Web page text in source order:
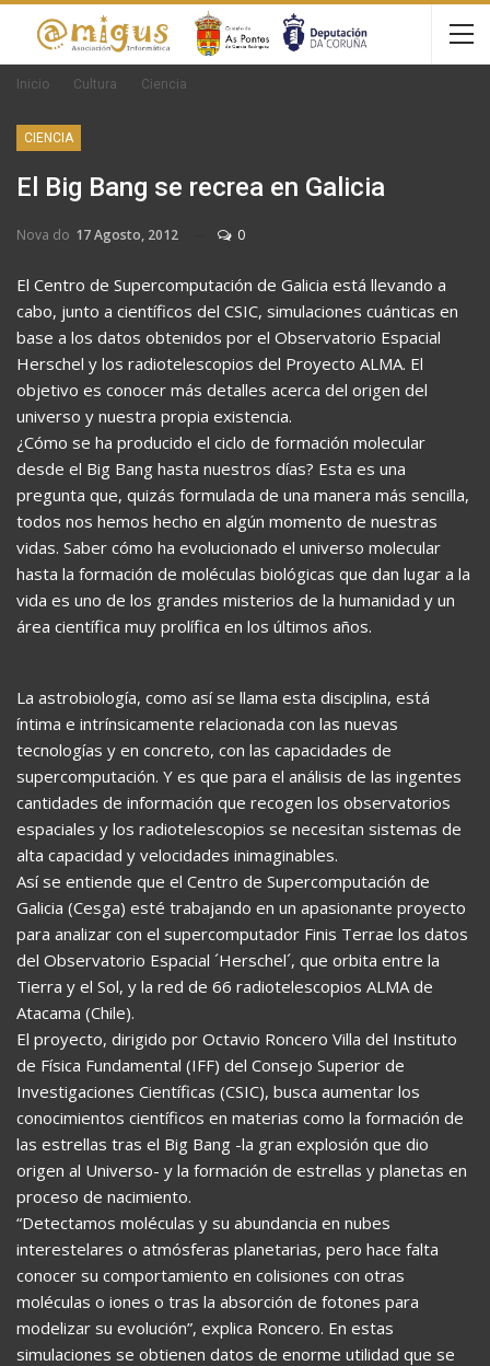
Inicio Cultura Ciencia
CIENCIA
El Big Bang se recrea en Galicia
Nova do 17 Agosto, 2012 0
El Centro de Supercomputación de Galicia está llevando a
cabo, junto a científicos del CSIC, simulaciones cuánticas en
base a los datos obtenidos por el Observatorio Espacial
Herschel y los radiotelescopios del Proyecto ALMA. El
objetivo es conocer más detalles acerca del origen del
universo y nuestra propia existencia.
¿Cómo se ha producido el ciclo de formación molecular
desde el Big Bang hasta nuestros días? Esta es una
pregunta que, quizás formulada de una manera más sencilla,
todos nos hemos hecho en algún momento de nuestras
vidas. Saber cómo ha evolucionado el universo molecular
hasta la formación de moléculas biológicas que dan lugar a la
vida es uno de los grandes misterios de la humanidad y un
área científica muy prolífica en los últimos años.
La astrobiología, como así se llama esta disciplina, está
íntima e intrínsicamente relacionada con las nuevas
tecnologías y en concreto, con las capacidades de
supercomputación. Y es que para el análisis de las ingentes
cantidades de información que recogen los observatorios
espaciales y los radiotelescopios se necesitan sistemas de
alta capacidad y velocidades inimaginables.
Así se entiende que el Centro de Supercomputación de
Galicia (Cesga) esté trabajando en un apasionante proyecto
para analizar con el supercomputador Finis Terrae los datos
del Observatorio Espacial ´Herschel´, que orbita entre la
Tierra y el Sol, y la red de 66 radiotelescopios ALMA de
Atacama (Chile).
El proyecto, dirigido por Octavio Roncero Villa del Instituto
de Física Fundamental (IFF) del Consejo Superior de
Investigaciones Científicas (CSIC), busca aumentar los
conocimientos científicos en materias como la formación de
las estrellas tras el Big Bang -la gran explosión que dio
origen al Universo- y la formación de estrellas y planetas en
proceso de nacimiento.
“Detectamos moléculas y su abundancia en nubes
interestelares o atmósferas planetarias, pero hace falta
conocer su comportamiento en colisiones con otras
moléculas o iones o tras la absorción de fotones para
modelizar su evolución”, explica Roncero. En estas
simulaciones se obtienen datos de enorme utilidad que se